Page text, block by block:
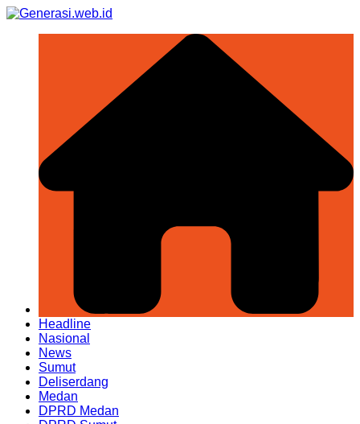
Skip
Headline
Nasional
News
Sumut
Deliserdang
Medan
DPRD Medan